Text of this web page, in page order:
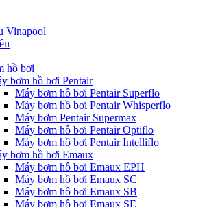
Vinapool
hồ bơi
bơm hồ bơi Pentair
Máy bơm hồ bơi Pentair Superflo
Máy bơm hồ bơi Pentair Whisperflo
Máy bơm Pentair Supermax
Máy bơm hồ bơi Pentair Optiflo
Máy bơm hồ bơi Pentair Intelliflo
bơm hồ bơi Emaux
Máy bơm hồ bơi Emaux EPH
Máy bơm hồ bơi Emaux SC
Máy bơm hồ bơi Emaux SB
Máy bơm hồ bơi Emaux SE